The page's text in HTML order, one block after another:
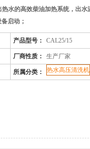
水的高效柴油加热系统，出水
启动；
产品型号： CAL25/15
厂商性质： 生产厂家
所属分类： 热水高压清洗机